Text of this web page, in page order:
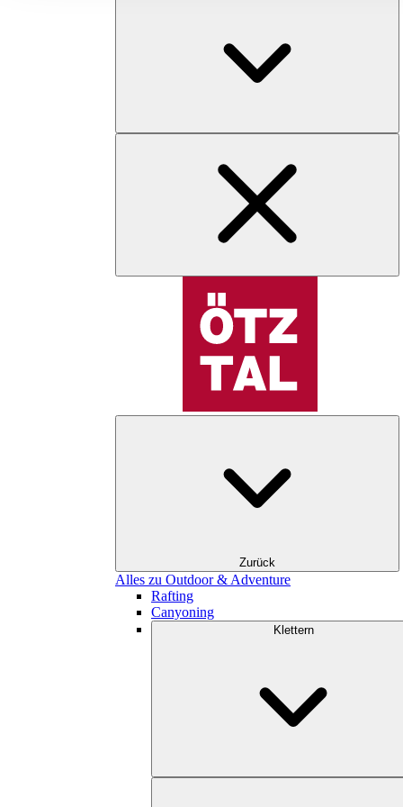
Zurück
Alles zu Outdoor & Adventure
Rafting
Canyoning
Klettern